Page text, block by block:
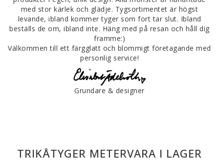
med stor kärlek och glädje. Tygsortimentet är högst
levande, ibland kommer tyger som fort tar slut. Ibland
beställs de om, ibland inte. Häng med på resan och håll dig
framme:)
Välkommen till ett färgglatt och blommigt företagande med
personlig service!
Grundare & designer
TRIKÅTYGER METERVARA I LAGER